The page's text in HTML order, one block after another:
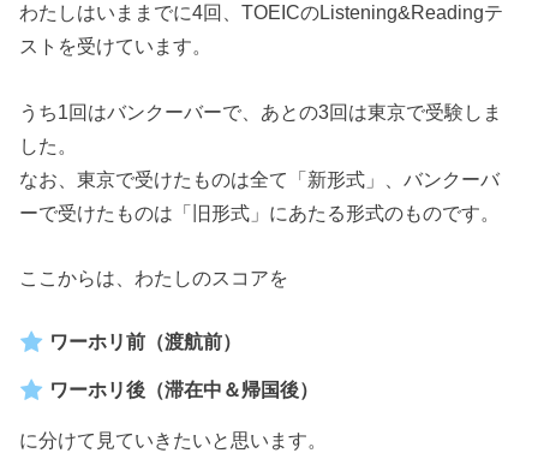
わたしはいままでに4回、TOEICのListening&Readingテ
ストを受けています。
うち1回はバンクーバーで、あとの3回は東京で受験しま
した。
なお、東京で受けたものは全て「新形式」、バンクーバ
ーで受けたものは「旧形式」にあたる形式のものです。
ここからは、わたしのスコアを
ワーホリ前（渡航前）
ワーホリ後（滞在中＆帰国後）
に分けて見ていきたいと思います。